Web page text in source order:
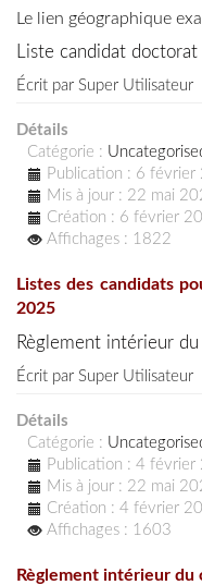
Le lien géographique
Liste candidat
Écrit par Super Utilisateur
Détails
Catégorie :
Publication : 6 février
Mis à jour : 22 mai
Création : 6 février
Affichages : 1822
Listes des candidats
2025
Règlement intérieur
Écrit par Super Utilisateur
Détails
Catégorie :
Publication : 4 février
Mis à jour : 22 mai
Création : 4 février
Affichages : 1603
Règlement intérieur du